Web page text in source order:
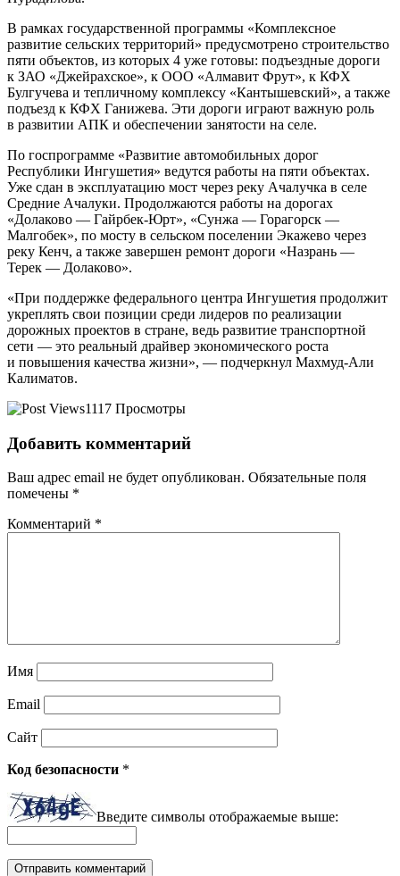
В рамках государственной программы «Комплексное
развитие сельских территорий» предусмотрено строительство
пяти объектов, из которых 4 уже готовы: подъездные дороги
к ЗАО «Джейрахское», к ООО «Алмавит Фрут», к КФХ
Булгучева и тепличному комплексу «Кантышевский», а также
подъезд к КФХ Ганижева. Эти дороги играют важную роль
в развитии АПК и обеспечении занятости на селе.
По госпрограмме «Развитие автомобильных дорог
Республики Ингушетия» ведутся работы на пяти объектах.
Уже сдан в эксплуатацию мост через реку Ачалучка в селе
Средние Ачалуки. Продолжаются работы на дорогах
«Долаково — Гайрбек-Юрт», «Сунжа — Горагорск —
Малгобек», по мосту в сельском поселении Экажево через
реку Кенч, а также завершен ремонт дороги «Назрань —
Терек — Долаково».
«При поддержке федерального центра Ингушетия продолжит
укреплять свои позиции среди лидеров по реализации
дорожных проектов в стране, ведь развитие транспортной
сети — это реальный драйвер экономического роста
и повышения качества жизни», — подчеркнул Махмуд-Али
Калиматов.
1117 Просмотры
Добавить комментарий
Ваш адрес email не будет опубликован. Обязательные поля
помечены *
Комментарий *
Имя
Email
Сайт
Код безопасности *
Введите символы отображаемые выше: